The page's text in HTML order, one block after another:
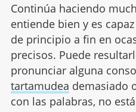
Continúa haciendo
entiende bien y es
de principio a fin en
precisos. Puede
pronunciar alguna
tartamudea demasiado
con las palabras, no